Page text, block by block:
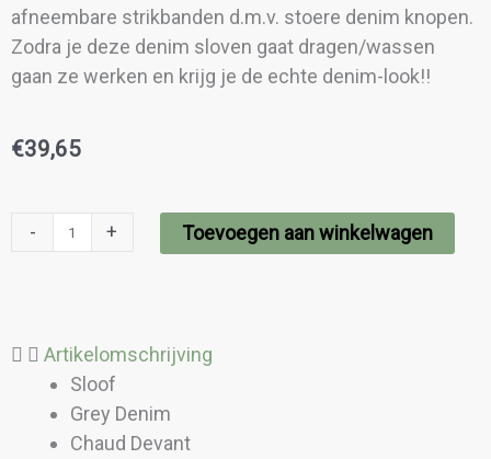
afneembare strikbanden d.m.v. stoere denim knopen.
Zodra je deze denim sloven gaat dragen/wassen
gaan ze werken en krijg je de echte denim-look!!
€39,65
-
Pouch
aantal
+ Toevoegen aan winkelwagen
Artikelomschrijving
Sloof
Grey Denim
Chaud Devant